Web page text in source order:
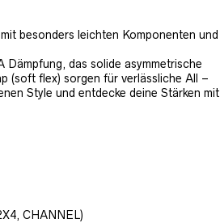
besonders leichten Komponenten und
Dämpfung, das solide asymmetrische
(soft flex) sorgen für verlässliche All –
Style und entdecke deine Stärken mit
CHANNEL)